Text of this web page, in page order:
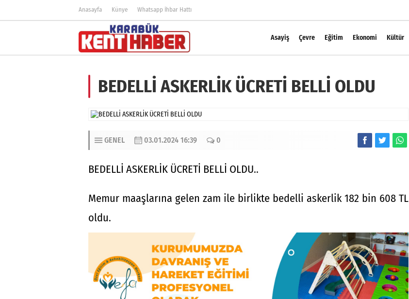
Anasayfa Künye Whatsapp İhbar Hattı
Asayiş Çevre Eğitim Ekonomi Kültür
BEDELLİ ASKERLİK ÜCRETİ BELLİ OLDU
GENEL 03.01.2024 16:39 0
BEDELLİ ASKERLİK ÜCRETİ BELLİ OLDU..
Memur maaşlarına gelen zam ile birlikte bedelli askerlik 182 bin 608 TL
oldu.